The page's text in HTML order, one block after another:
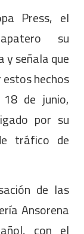
Press, el
su
y señala que
hechos
de junio,
por su
tráfico de
de las
Ansorena